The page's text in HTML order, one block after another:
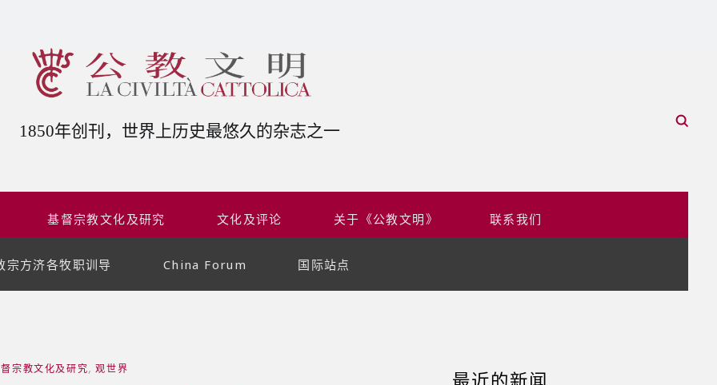
1850年创刊，世界上历史最悠久的杂志之一
基督宗教文化及研究 文化及评论 关于《公教文明》 联系我们
宗方济各牧职训导 China Forum 国际站点
宗教文化及研究 ,观世界